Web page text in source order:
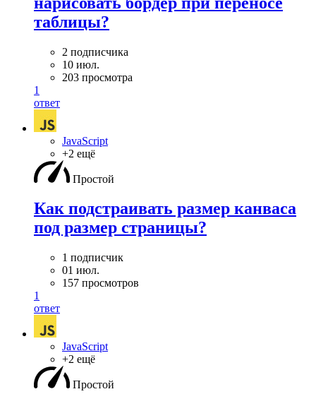
таблицы?
2 подписчика
10 июл.
203 просмотра
1
ответ
JavaScript
+2 ещё
Простой
Как подстраивать размер канваса
под размер страницы?
1 подписчик
01 июл.
157 просмотров
1
ответ
JavaScript
+2 ещё
Простой